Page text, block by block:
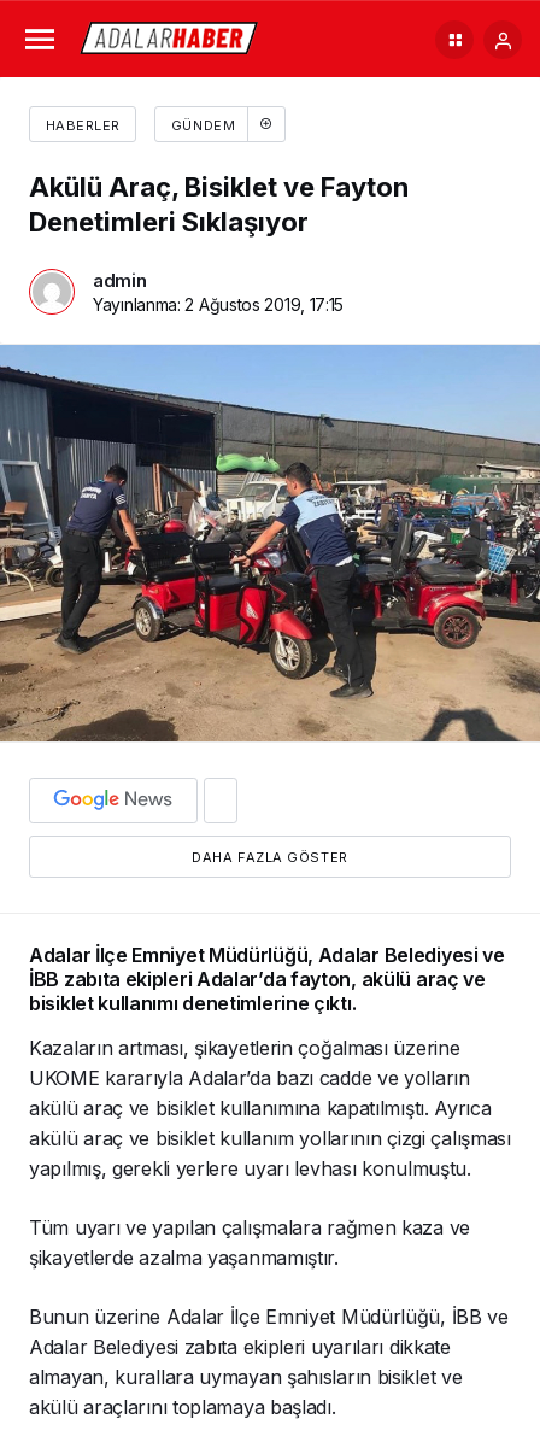
HABERLER GÜNDEM
Akülü Araç, Bisiklet ve Fayton
Denetimleri Sıklaşıyor
admin
Yayınlanma:2 Ağustos 2019, 17:15
DAHA FAZLA GÖSTER
Adalar İlçe Emniyet Müdürlüğü, Adalar Belediyesi ve
İBB zabıta ekipleri Adalar’da fayton, akülü araç ve
bisiklet kullanımı denetimlerine çıktı.
Kazaların artması, şikayetlerin çoğalması üzerine
UKOME kararıyla Adalar’da bazı cadde ve yolların
akülü araç ve bisiklet kullanımına kapatılmıştı. Ayrıca
akülü araç ve bisiklet kullanım yollarının çizgi çalışması
yapılmış, gerekli yerlere uyarı levhası konulmuştu.
Tüm uyarı ve yapılan çalışmalara rağmen kaza ve
şikayetlerde azalma yaşanmamıştır.
Bunun üzerine Adalar İlçe Emniyet Müdürlüğü, İBB ve
Adalar Belediyesi zabıta ekipleri uyarıları dikkate
almayan, kurallara uymayan şahısların bisiklet ve
akülü araçlarını toplamaya başladı.